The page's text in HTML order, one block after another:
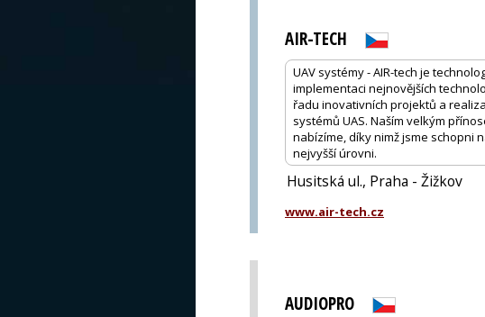
AIR-TECH
UAV systémy - AIR-tech je
implementaci nejnovějších
řadu inovativních projektů a
systémů UAS. Naším velkým
nabízíme, díky nimž jsme schopni
nejvyšší úrovni.
Husitská ul., Praha - Žižkov
www.air-tech.cz
AUDIOPRO